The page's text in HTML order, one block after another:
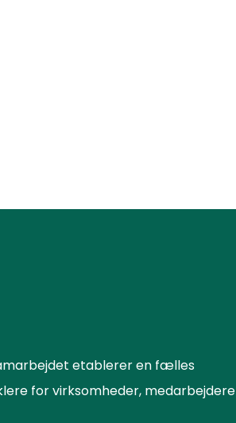
etablerer en fælles
for virksomheder, medarbejdere